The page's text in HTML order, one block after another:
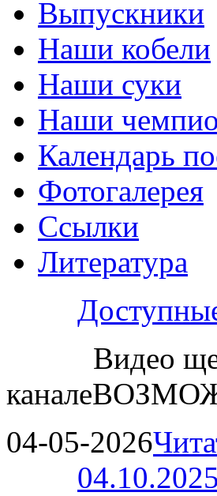
Выпускники
Наши кобели
Наши суки
Наши
Календарь
Фотогалерея
Ссылки
Литература
Видео
04-05-2026